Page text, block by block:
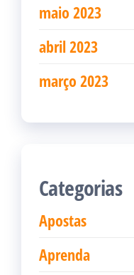
maio 2023
abril 2023
março 2023
Categorias
Apostas
Aprenda